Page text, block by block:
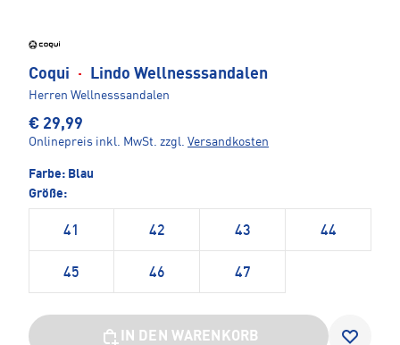
Coqui · Lindo Wellnesssandalen
Herren Wellnesssandalen
€ 29,99
Onlinepreis inkl. MwSt. zzgl. Versandkosten
Farbe: Blau
Größe:
41 42 43 44
45 46 47
IN DEN WARENKORB